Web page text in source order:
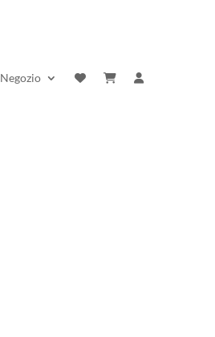
Negozio